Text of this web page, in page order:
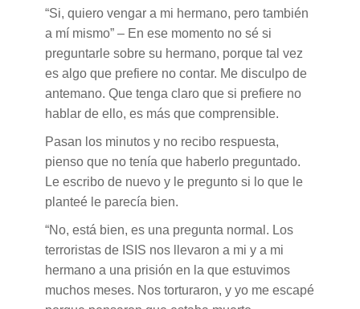
“Si, quiero vengar a mi hermano, pero también
a mí mismo” – En ese momento no sé si
preguntarle sobre su hermano, porque tal vez
es algo que prefiere no contar. Me disculpo de
antemano. Que tenga claro que si prefiere no
hablar de ello, es más que comprensible.
Pasan los minutos y no recibo respuesta,
pienso que no tenía que haberlo preguntado.
Le escribo de nuevo y le pregunto si lo que le
planteé le parecía bien.
“No, está bien, es una pregunta normal. Los
terroristas de ISIS nos llevaron a mi y a mi
hermano a una prisión en la que estuvimos
muchos meses. Nos torturaron, y yo me escapé